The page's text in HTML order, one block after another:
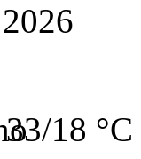
33/18 °C